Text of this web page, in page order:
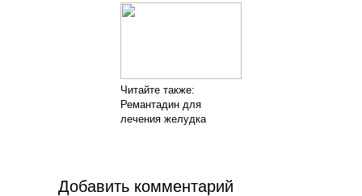
Читайте также:
Ремантадин для
лечения желудка
Добавить комментарий